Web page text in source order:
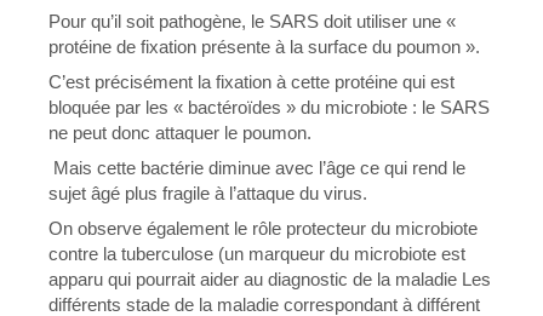
Pour qu’il soit pathogène, le SARS doit utiliser une «
protéine de fixation présente à la surface du poumon ».
C’est précisément la fixation à cette protéine qui est
bloquée par les « bactéroïdes » du microbiote : le SARS
ne peut donc attaquer le poumon.
Mais cette bactérie diminue avec l’âge ce qui rend le
sujet âgé plus fragile à l’attaque du virus.
On observe également le rôle protecteur du microbiote
contre la tuberculose (un marqueur du microbiote est
apparu qui pourrait aider au diagnostic de la maladie Les
différents stade de la maladie correspondant à différent